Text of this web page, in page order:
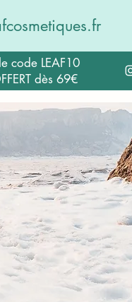
code LEAF10
dès 69€